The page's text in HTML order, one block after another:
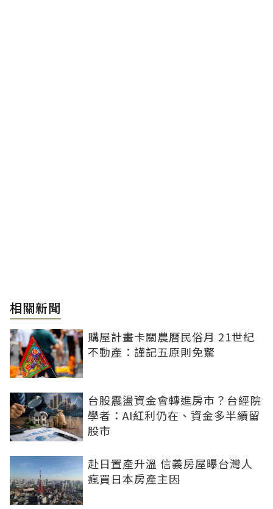
相關新聞
購屋計畫卡關農曆民俗月 21世紀
不動產：謹記五原則免驚
台股震盪資金會轉進房市？台經院
學者：AI紅利仍在、資金多半續留
股市
赴日置產升溫 信義房屋曝台灣人
瘋買日本房產主因